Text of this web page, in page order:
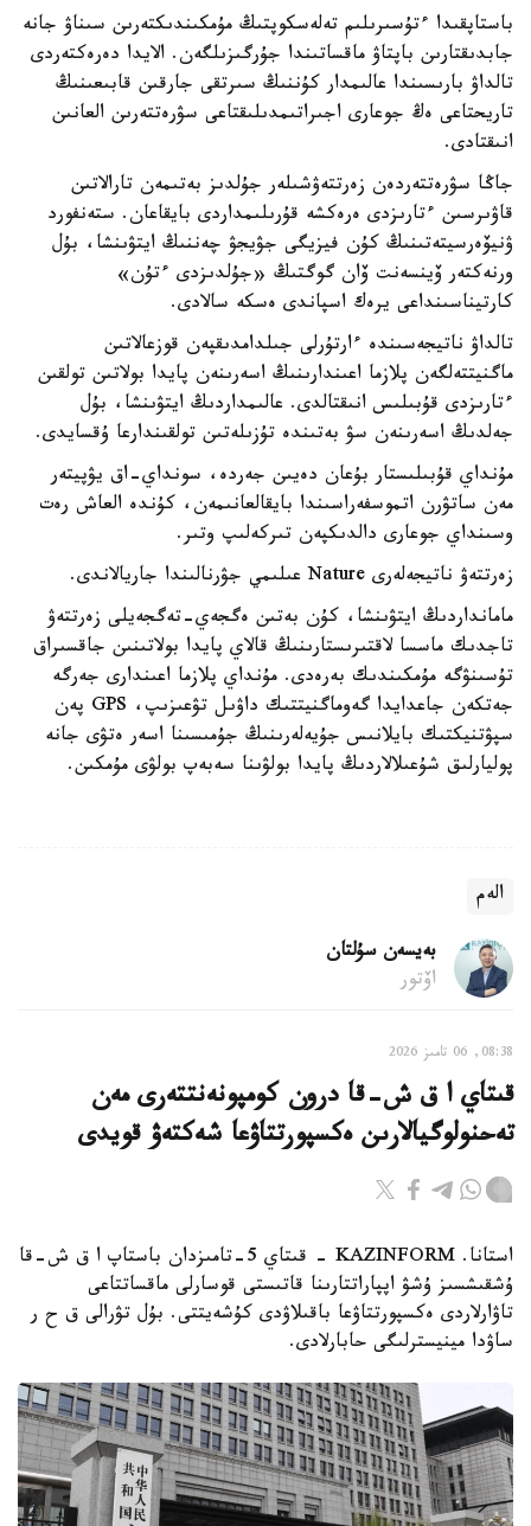
باستاپقىدا ءتۇسىرىلىم تەلەسكوپتىڭ مۇمكىندىكتەرىن سىناۋ جانە
جابدىقتارىن باپتاۋ ماقساتىندا جۇرگىزىلگەن. الايدا دەرەكتەردى
تالداۋ بارىسىندا عالىمدار كۇننىڭ سىرتقى جارقىن قابىعىنىڭ
تاريحتاعى ەڭ جوعارى اجىراتىمدىلىقتاعى سۋرەتتەرىن العانىن
انىقتادى.
جاڭا سۋرەتتەردەن زەرتتەۋشىلەر جۇلدىز بەتىمەن تارالاتىن
قاۋىرسىن ءتارىزدى ەرەكشە قۇرىلىمداردى بايقاعان. ستەنفورد
ۋنيۆەرسيتەتىنىڭ كۇن فيزيگى جۋيجۋ چەننىڭ ايتۋىنشا، بۇل
ورنەكتەر ۆينسەنت ۆان گوگتىڭ «جۇلدىزدى ءتۇن»
كارتيناسىنداعى يرەك اسپاندى ەسكە سالادى.
تالداۋ ناتيجەسىندە ءارتۇرلى جىلدامدىقپەن قوزعالاتىن
ماگنيتتەلگەن پلازما اعىندارىنىڭ اسەرىنەن پايدا بولاتىن تولقىن
ءتارىزدى قۇبىلىس انىقتالدى. عالىمداردىڭ ايتۋىنشا، بۇل
جەلدىڭ اسەرىنەن سۋ بەتىندە تۇزىلەتىن تولقىندارعا ۇقسايدى.
مۇنداي قۇبىلىستار بۇعان دەيىن جەردە، سونداي-اق يۋپيتەر
مەن ساتۋرن اتموسفەراسىندا بايقالعانىمەن، كۇندە العاش رەت
وسىنداي جوعارى دالدىكپەن تىركەلىپ وتىر.
زەرتتەۋ ناتيجەلەرى Nature عىلىمي جۋرنالىندا جاريالاندى.
مامانداردىڭ ايتۋىنشا، كۇن بەتىن ەگجەي-تەگجەيلى زەرتتەۋ
تاجدىك ماسسا لاقتىرىستارىنىڭ قالاي پايدا بولاتىنىن جاقسىراق
تۇسىنۋگە مۇمكىندىك بەرەدى. مۇنداي پلازما اعىندارى جەرگە
جەتكەن جاعدايدا گەوماگنيتتىك داۋىل تۋعىزىپ، GPS پەن
سپۋتنيكتىك بايلانىس جۇيەلەرىنىڭ جۇمىسىنا اسەر ەتۋى جانە
پوليارلىق شۇعىلالاردىڭ پايدا بولۋىنا سەبەپ بولۋى مۇمكىن.
الەم
بەيسەن سۇلتان
اۆتور
08:38, 06 تامىز 2026
قىتاي ا ق ش-قا درون كومپونەنتتەرى مەن
تەحنولوگيالارىن ەكسپورتتاۋعا شەكتەۋ قويدى
استانا. KAZINFORM - قىتاي 5-تامىزدان باستاپ ا ق ش-قا
ۇشقىشسىز ۇشۋ اپپاراتتارىنا قاتىستى قوسارلى ماقساتتاعى
تاۋارلاردى ەكسپورتتاۋعا باقىلاۋدى كۇشەيتتى. بۇل تۋرالى ق ح ر
ساۋدا مينيسترلىگى حابارلادى.